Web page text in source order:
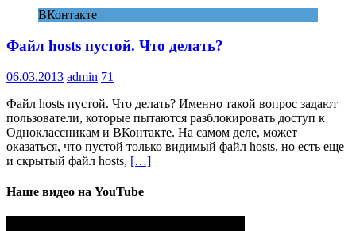
ВКонтакте
Файл hosts пустой. Что делать?
06.03.2013 admin 71
Файл hosts пустой. Что делать? Именно такой вопрос задают
пользователи, которые пытаются разблокировать доступ к
Одноклассникам и ВКонтакте. На самом деле, может
оказаться, что пустой только видимый файл hosts, но есть еще
и скрытый файл hosts, […]
Наше видео на YouTube